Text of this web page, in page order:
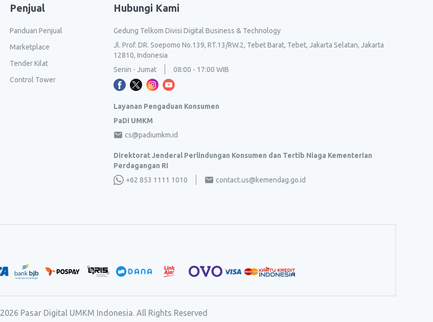
Penjual
Panduan Penjual
Marketplace
Tender Kilat
Control Tower
Hubungi Kami
Gedung Telkom Divisi Digital Business & Technology
Jl. Prof. DR. Soepomo No.139, RT.13/RW.2, Tebet Barat, Tebet, Jakarta Selatan, Jakarta
12810, Indonesia
Senin - Jumat
08:00 - 17:00 WIB
Layanan Pengaduan Konsumen
PaDi UMKM
cs@padiumkm.id
Direktorat Jenderal Perlindungan Konsumen dan Tertib Niaga Kementerian
Perdagangan RI
+62 853 1111 1010
contact.us@kemendag.go.id
2026 Pasar Digital UMKM Indonesia. All Rights Reserved